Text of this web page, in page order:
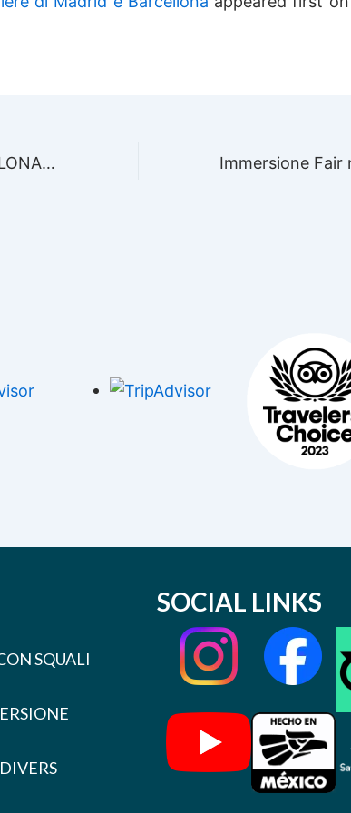
DIVING FAIR A BARCELLONA, SPAGNA!
SQUALI
SOCIAL LINKS